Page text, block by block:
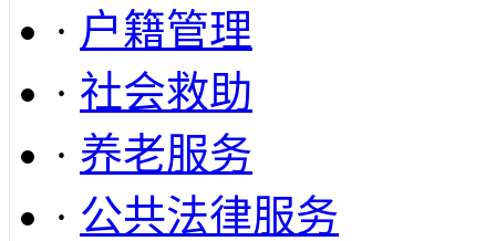
· 户籍管理
· 社会救助
· 养老服务
· 公共法律服务